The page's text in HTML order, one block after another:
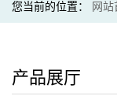
您当前的位置： 网站
产品展厅